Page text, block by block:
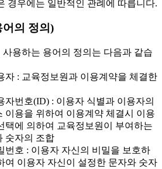
경우에는 일반적인 관례에 따릅니다.
어의 정의)
사용하는 용어의 정의는 다음과 같습
: 교육정보원과 이용계약을 체결한
번호(ID) : 이용자 식별과 이용자의
이용을 위하여 이용계약 체결시 이용
택에 의하여 교육정보원이 부여하는
숫자의 조합
호 : 이용자 자신의 비밀을 보호하
여 이용자 자신이 설정한 문자와 숫자